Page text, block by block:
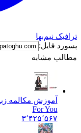
ترافیک نیم‌بها
پسورد فایل:
مطالب مشابه
آموزش مکالمه
For You
۳٬۴۲۵٬۵۶۷